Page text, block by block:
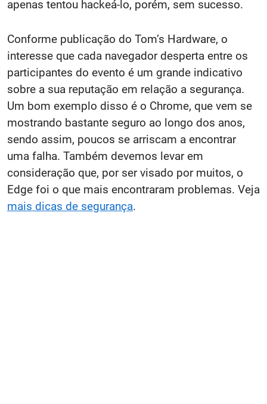
apenas tentou hackeá-lo, porém, sem sucesso.
Conforme publicação do Tom’s Hardware, o
interesse que cada navegador desperta entre os
participantes do evento é um grande indicativo
sobre a sua reputação em relação a segurança.
Um bom exemplo disso é o Chrome, que vem se
mostrando bastante seguro ao longo dos anos,
sendo assim, poucos se arriscam a encontrar
uma falha. Também devemos levar em
consideração que, por ser visado por muitos, o
Edge foi o que mais encontraram problemas. Veja
mais dicas de segurança.